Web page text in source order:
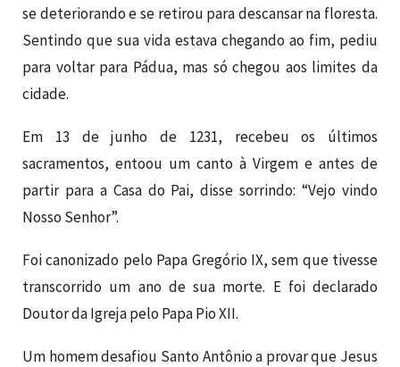
se deteriorando e se retirou para descansar na floresta.
Sentindo que sua vida estava chegando ao fim, pediu
para voltar para Pádua, mas só chegou aos limites da
cidade.
Em 13 de junho de 1231, recebeu os últimos
sacramentos, entoou um canto à Virgem e antes de
partir para a Casa do Pai, disse sorrindo: “Vejo vindo
Nosso Senhor”.
Foi canonizado pelo Papa Gregório IX, sem que tivesse
transcorrido um ano de sua morte. E foi declarado
Doutor da Igreja pelo Papa Pio XII.
Um homem desafiou Santo Antônio a provar que Jesus